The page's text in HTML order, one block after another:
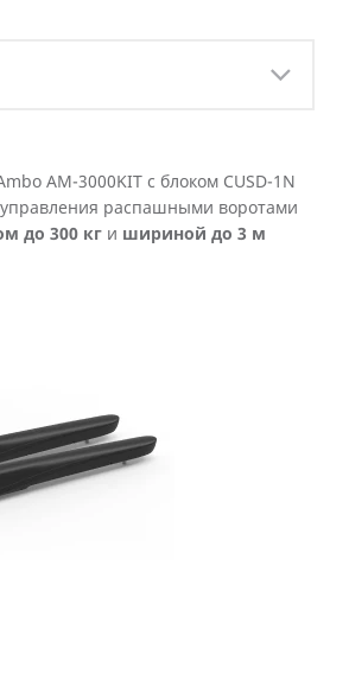
AM-3000KIT с блоком CUSD-1N
управления распашными воротами
до 300 кг и шириной до 3 м